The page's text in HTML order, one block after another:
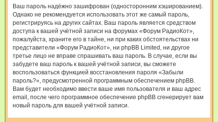
Ваш пароль надёжно зашифрован (односторонним хэшированием).
Однако не рекомендуется использовать этот же самый пароль,
регистрируясь на других сайтах. Ваш пароль является средством
доступа к вашей учётной записи на форумах «Форум РадиоКот»,
пожалуйста, храните его в тайне, ни при каких обстоятельствах ни
представители «Форум РадиоКот», ни phpBB Limited, ни другое
третье лицо не вправе спрашивать ваш пароль. В случае, если вы
забудете ваш пароль к вашей учётной записи, вы сможете
воспользоваться функцией восстановления пароля «Забыли
пароль?», предусмотренной программным обеспечением phpBB.
Вам будет необходимо ввести ваше имя пользователя и ваш адрес
email, после чего программное обеспечение phpBB сгенерирует вам
новый пароль для вашей учётной записи.